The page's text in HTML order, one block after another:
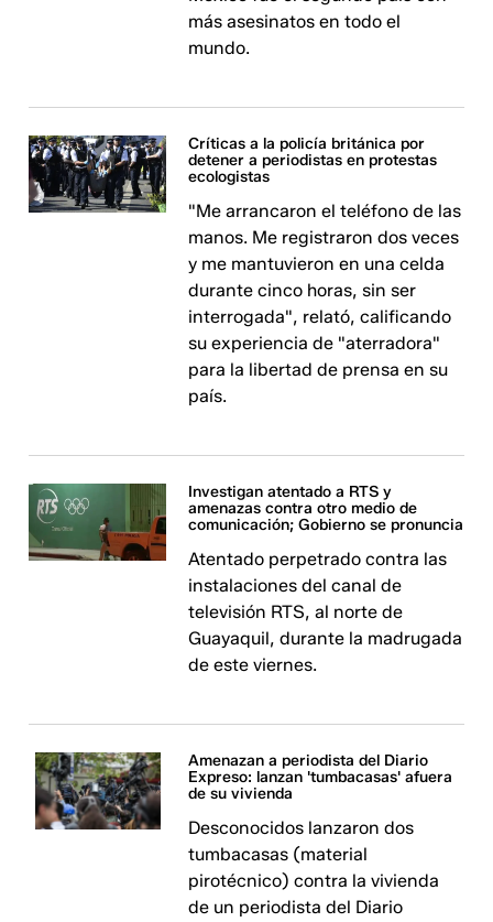
más asesinatos en todo el
mundo.
Críticas a la policía británica por
detener a periodistas en protestas
ecologistas
"Me arrancaron el teléfono de las
manos. Me registraron dos veces
y me mantuvieron en una celda
durante cinco horas, sin ser
interrogada", relató, calificando
su experiencia de "aterradora"
para la libertad de prensa en su
país.
Investigan atentado a RTS y
amenazas contra otro medio de
comunicación; Gobierno se pronuncia
Atentado perpetrado contra las
instalaciones del canal de
televisión RTS, al norte de
Guayaquil, durante la madrugada
de este viernes.
Amenazan a periodista del Diario
Expreso: lanzan 'tumbacasas' afuera
de su vivienda
Desconocidos lanzaron dos
tumbacasas (material
pirotécnico) contra la vivienda
de un periodista del Diario